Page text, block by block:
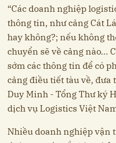
“Các doanh nghiệp
thông tin, như cảng Cát
hay không?; nếu không
chuyển sẽ về cảng nào...
sớm các thông tin để có
cảng điều tiết tàu về, đưa
Duy Minh - Tổng Thư ký
dịch vụ Logistics Việt
Nhiều doanh nghiệp vận